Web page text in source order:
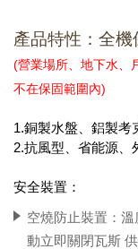
產品特性： 全機
(營業場所、地下水、
不在保固範圍內)
1.銅製水盤、鋁製考
2.抗風型、省能源、
安全裝置：
空燒防止裝置：
動立即關閉瓦斯